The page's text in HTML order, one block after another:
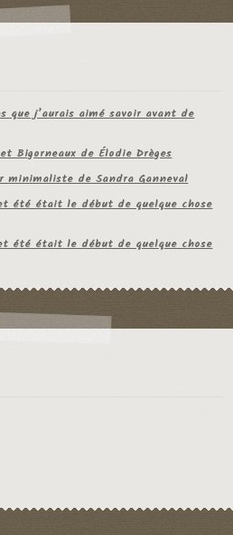
que j’aurais aimé savoir avant de
Bigorneaux de Élodie Drèges
minimaliste de Sandra Ganneval
été était le début de quelque chose
été était le début de quelque chose